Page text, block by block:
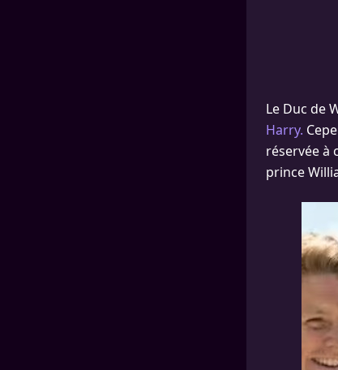
Le Duc de
Harry.
réservée à
prince